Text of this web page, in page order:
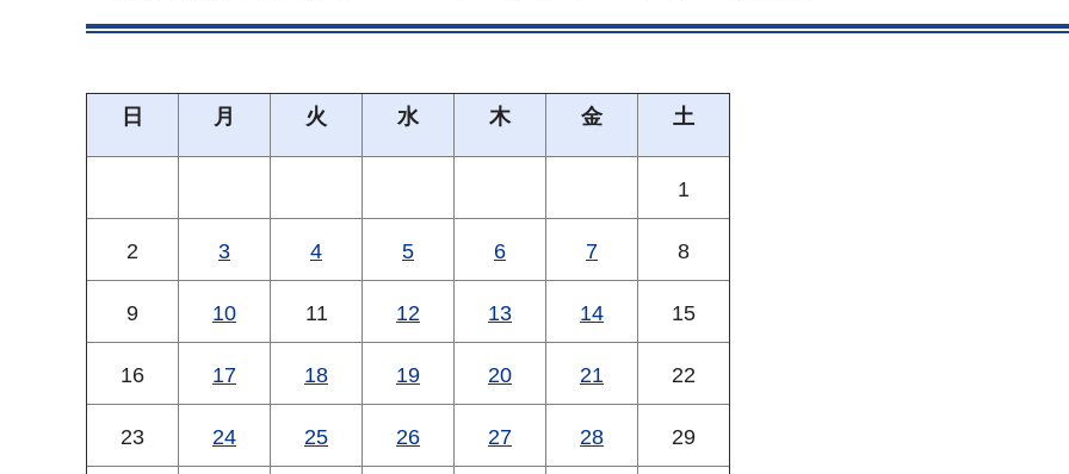
日 月 火 水 木 金 土
1
2 3 4 5 6 7 8
9 10 11 12 13 14 15
16 17 18 19 20 21 22
23 24 25 26 27 28 29